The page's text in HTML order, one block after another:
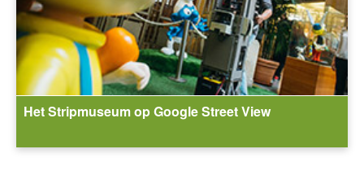
Het Stripmuseum op Google Street View